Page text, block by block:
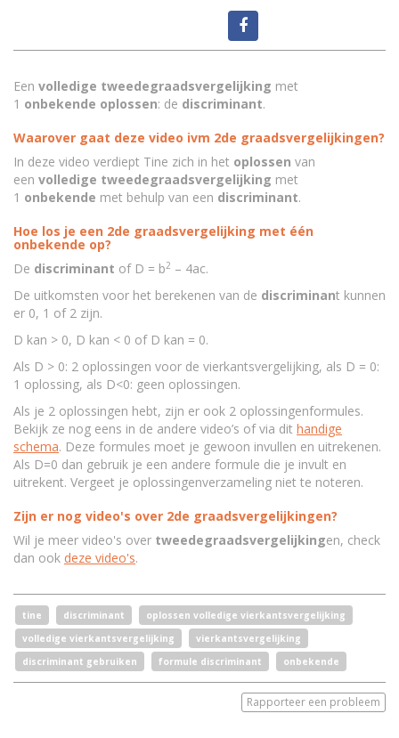
Een volledige tweedegraadsvergelijking met
1 onbekende oplossen: de discriminant.
Waarover gaat deze video ivm 2de graadsvergelijkingen?
In deze video verdiept Tine zich in het oplossen van
een volledige tweedegraadsvergelijking met
1 onbekende met behulp van een discriminant.
Hoe los je een 2de graadsvergelijking met één
onbekende op?
De discriminant of D = b2 – 4ac.
De uitkomsten voor het berekenen van de discriminant kunnen
er 0, 1 of 2 zijn.
D kan > 0, D kan < 0 of D kan = 0.
Als D > 0: 2 oplossingen voor de vierkantsvergelijking, als D = 0:
1 oplossing, als D<0: geen oplossingen.
Als je 2 oplossingen hebt, zijn er ook 2 oplossingenformules.
Bekijk ze nog eens in de andere video’s of via dit handige
schema. Deze formules moet je gewoon invullen en uitrekenen.
Als D=0 dan gebruik je een andere formule die je invult en
uitrekent. Vergeet je oplossingenverzameling niet te noteren.
Zijn er nog video's over 2de graadsvergelijkingen?
Wil je meer video's over tweedegraadsvergelijkingen, check
dan ook deze video's.
tine discriminant
oplossen volledige vierkantsvergelijking
volledige vierkantsvergelijking
vierkantsvergelijking
discriminant gebruiken
formule discriminant onbekende
Rapporteer een probleem